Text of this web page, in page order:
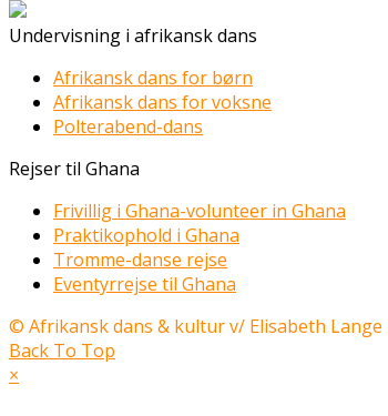
Undervisning i afrikansk dans
Afrikansk dans for børn
Afrikansk dans for voksne
Polterabend-dans
Rejser til Ghana
Frivillig i Ghana-volunteer in Ghana
Praktikophold i Ghana
Tromme-danse rejse
Eventyrrejse til Ghana
© Afrikansk dans & kultur v/ Elisabeth Lange
Back To Top
×